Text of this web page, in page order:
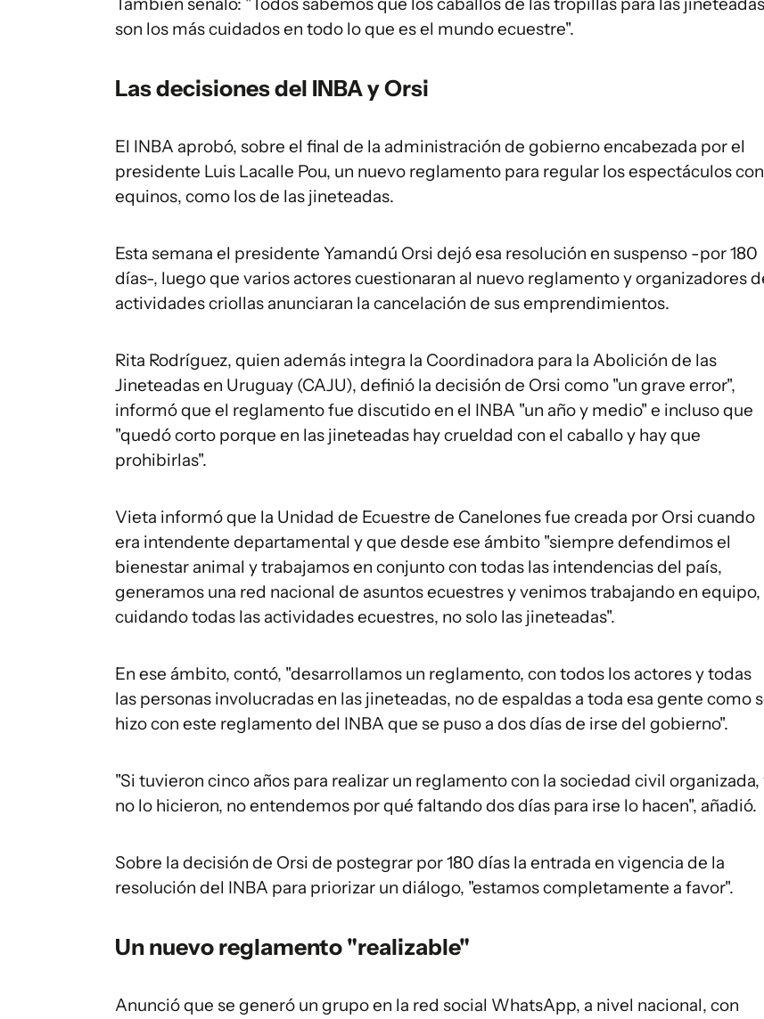
son los más cuidados en todo lo que es el mundo ecuestre".
Las decisiones del INBA y Orsi
El INBA aprobó, sobre el final de la administración de gobierno encabezada por el
presidente Luis Lacalle Pou, un nuevo reglamento para regular los espectáculos con
equinos, como los de las jineteadas.
Esta semana el presidente Yamandú Orsi dejó esa resolución en suspenso -por 180
días-, luego que varios actores cuestionaran al nuevo reglamento y organizadores
actividades criollas anunciaran la cancelación de sus emprendimientos.
Rita Rodríguez, quien además integra la Coordinadora para la Abolición de las
Jineteadas en Uruguay (CAJU), definió la decisión de Orsi como "un grave error",
informó que el reglamento fue discutido en el INBA "un año y medio" e incluso que
"quedó corto porque en las jineteadas hay crueldad con el caballo y hay que
prohibirlas".
Vieta informó que la Unidad de Ecuestre de Canelones fue creada por Orsi cuando
era intendente departamental y que desde ese ámbito "siempre defendimos el
bienestar animal y trabajamos en conjunto con todas las intendencias del país,
generamos una red nacional de asuntos ecuestres y venimos trabajando en equipo,
cuidando todas las actividades ecuestres, no solo las jineteadas".
En ese ámbito, contó, "desarrollamos un reglamento, con todos los actores y todas
las personas involucradas en las jineteadas, no de espaldas a toda esa gente como
hizo con este reglamento del INBA que se puso a dos días de irse del gobierno".
"Si tuvieron cinco años para realizar un reglamento con la sociedad civil organizada,
no lo hicieron, no entendemos por qué faltando dos días para irse lo hacen", añadió.
Sobre la decisión de Orsi de postegrar por 180 días la entrada en vigencia de la
resolución del INBA para priorizar un diálogo, "estamos completamente a favor".
Un nuevo reglamento "realizable"
Anunció que se generó un grupo en la red social WhatsApp, a nivel nacional, con